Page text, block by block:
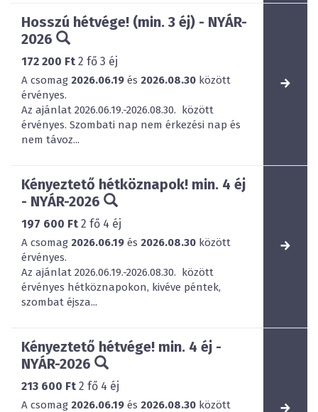
Hosszú hétvége! (min. 3 éj) - NYÁR-
2026
172 200 Ft 2 fő 3 éj
A csomag 2026.06.19 és 2026.08.30 között
érvényes.
Az ajánlat 2026.06.19.-2026.08.30. között
érvényes. Szombati nap nem érkezési nap és
nem távoz...
Kényeztető hétköznapok! min. 4 éj
- NYÁR-2026
197 600 Ft 2 fő 4 éj
A csomag 2026.06.19 és 2026.08.30 között
érvényes.
Az ajánlat 2026.06.19.-2026.08.30. között
érvényes hétköznapokon, kivéve péntek,
szombat éjsza...
Kényeztető hétvége! min. 4 éj -
NYÁR-2026
213 600 Ft 2 fő 4 éj
A csomag 2026.06.19 és 2026.08.30 között